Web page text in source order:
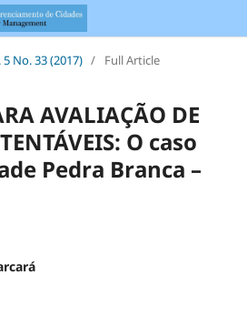
5 No. 33 (2017) / Full Article
AVALIAÇÃO DE
O caso
Pedra Branca –